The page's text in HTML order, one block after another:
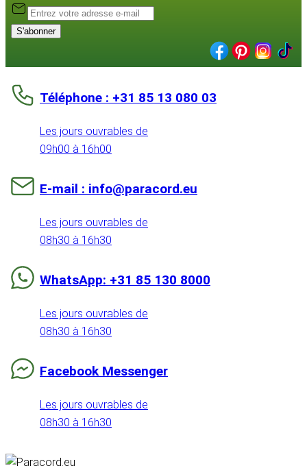
S'abonner
Téléphone : +31 85 13 080 03
Les jours ouvrables de
09h00 à 16h00
E-mail : info@paracord.eu
Les jours ouvrables de
08h30 à 16h30
WhatsApp: +31 85 130 8000
Les jours ouvrables de
08h30 à 16h30
Facebook Messenger
Les jours ouvrables de
08h30 à 16h30